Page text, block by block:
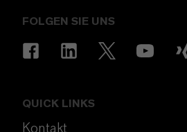
FOLGEN SIE UNS
QUICK LINKS
Kontakt